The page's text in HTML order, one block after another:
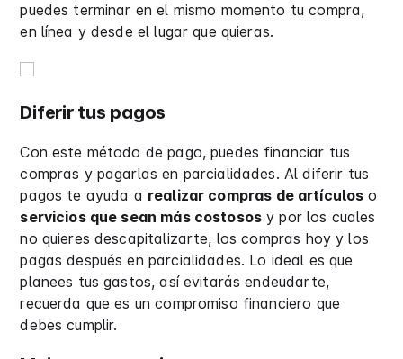
puedes terminar en el mismo momento tu compra,
en línea y desde el lugar que quieras.
Diferir tus pagos
Con este método de pago, puedes financiar tus
compras y pagarlas en parcialidades. Al diferir tus
pagos te ayuda a realizar compras de artículos o
servicios que sean más costosos y por los cuales
no quieres descapitalizarte, los compras hoy y los
pagas después en parcialidades. Lo ideal es que
planees tus gastos, así evitarás endeudarte,
recuerda que es un compromiso financiero que
debes cumplir.